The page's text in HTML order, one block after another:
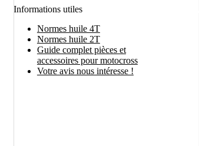
Informations utiles
Normes huile 4T
Normes huile 2T
Guide complet pièces et
accessoires pour motocross
Votre avis nous intéresse !